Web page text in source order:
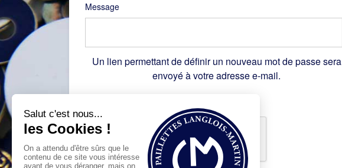
Message
Un lien permettant de définir un nouveau mot de passe sera
envoyé à votre adresse e-mail.